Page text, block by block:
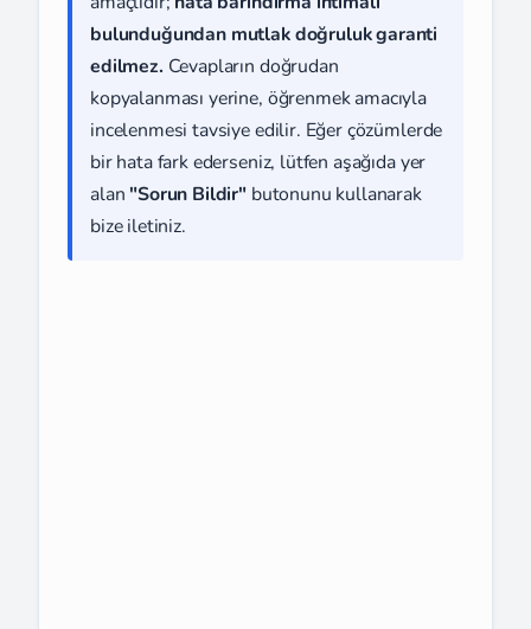
bulunduğundan mutlak doğruluk garanti
edilmez. Cevapların doğrudan
kopyalanması yerine, öğrenmek amacıyla
incelenmesi tavsiye edilir. Eğer çözümlerde
bir hata fark ederseniz, lütfen aşağıda yer
alan "Sorun Bildir" butonunu kullanarak
bize iletiniz.